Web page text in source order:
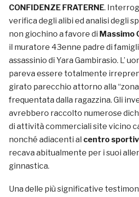
CONFIDENZE FRATERNE.
verifica degli alibi ed analisi degli
non giochino a favore di Massimo
il muratore 43enne padre di
assassinio di Yara Gambirasio. L’
pareva essere totalmente
girato parecchio attorno alla “zona
frequentata dalla ragazzina. Gli
avrebbero raccolto numerose
di attività commerciali site vicino
nonché adiacenti al centro
recava abitualmente per i suoi
ginnastica.
Una delle più significative